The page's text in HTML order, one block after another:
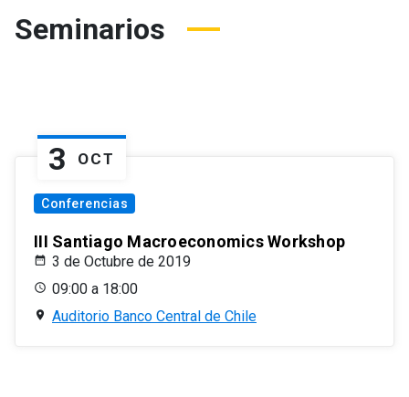
Seminarios
3 OCT
Conferencias
III Santiago Macroeconomics Workshop
3 de Octubre de 2019
09:00 a 18:00
Auditorio Banco Central de Chile